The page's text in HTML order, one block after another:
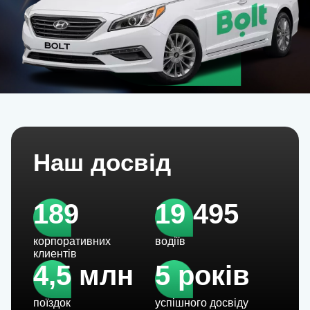
Наш досвід
189
корпоративних
клиентів
19 495
водіїв
4,5 млн
поїздок
5 років
успішного досвіду